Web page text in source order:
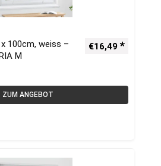
100cm, weiss –
M
€16,49
ZUM ANGEBOT